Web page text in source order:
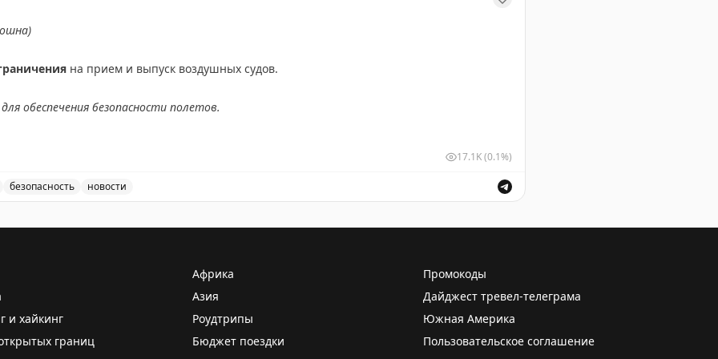
на прием и выпуск воздушных судов.
обеспечения безопасности полетов.
17.1K(0.1%)
безопасность новости
Африка
Промокоды
Азия
Дайджест тревел-телеграма
и хайкинг Роудтрипы
Южная Америка
границ Бюджет поездки
Пользовательское соглашение